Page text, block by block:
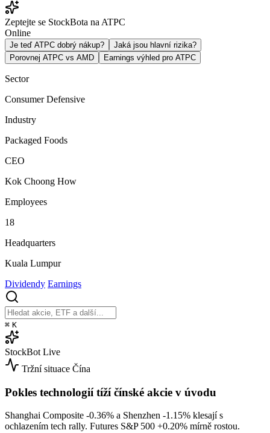
Zeptejte se StockBota na ATPC
Online
Je teď ATPC dobrý nákup?
Jaká jsou hlavní rizika?
Porovnej ATPC vs AMD
Earnings výhled pro ATPC
Sector
Consumer Defensive
Industry
Packaged Foods
CEO
Kok Choong How
Employees
18
Headquarters
Kuala Lumpur
Dividendy Earnings
⌘ K
StockBot Live
Tržní situace Čína
Pokles technologií tíží čínské akcie v úvodu
Shanghai Composite -0.36% a Shenzhen -1.15% klesají s
ochlazením tech rally. Futures S&P 500 +0.20% mírně rostou.